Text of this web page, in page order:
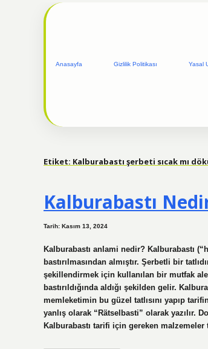
Anasayfa Gizlilik Politikası Yasal
Etiket: Kalburabastı şerbeti sıcak mı
Kalburabastı
Tarih: Kasım 13, 2024
Kalburabastı anlami nedir? Kalburabastı
bastırılmasından almıştır. Şerbetli bir
şekillendirmek için kullanılan bir mutfak
bastırıldığında aldığı şekilden gelir.
memleketimin bu güzel tatlısını yapıp
yanlış olarak “Rätselbasti” olarak yazılır.
Kalburabastı tarifi için gereken